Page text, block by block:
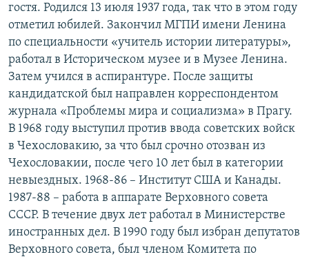
гостя. Родился 13 июля 1937 года, так что в этом году
отметил юбилей. Закончил МГПИ имени Ленина
по специальности «учитель истории литературы»,
работал в Историческом музее и в Музее Ленина.
Затем учился в аспирантуре. После защиты
кандидатской был направлен корреспондентом
журнала «Проблемы мира и социализма» в Прагу.
В 1968 году выступил против ввода советских войск
в Чехословакию, за что был срочно отозван из
Чехословакии, после чего 10 лет был в категории
невыездных. 1968-86 – Институт США и Канады.
1987-88 – работа в аппарате Верховного совета
СССР. В течение двух лет работал в Министерстве
иностранных дел. В 1990 году был избран депутатов
Верховного совета, был членом Комитета по